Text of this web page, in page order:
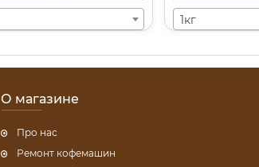
1кг
О магазине
Про нас
Ремонт кофемашин